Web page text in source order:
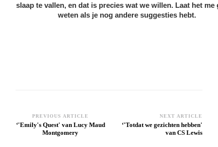
slaap te vallen, en dat is precies wat we willen. Laat het me
weten als je nog andere suggesties hebt.
Post
Navigation
PREVIOUS ARTICLE
‘'Emily's Quest' van Lucy Maud
Montgomery
NEXT ARTICLE
‘'Totdat we gezichten hebben'
van CS Lewis